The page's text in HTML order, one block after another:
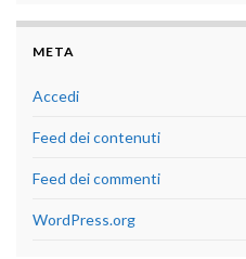
META
Accedi
Feed dei contenuti
Feed dei commenti
WordPress.org